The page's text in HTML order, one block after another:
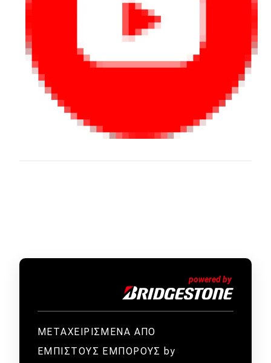
ΜΕΤΑΧΕΙΡΙΣΜΕΝΑ ΑΠΟ
ΕΜΠΙΣΤΟΥΣ ΕΜΠΟΡΟΥΣ by